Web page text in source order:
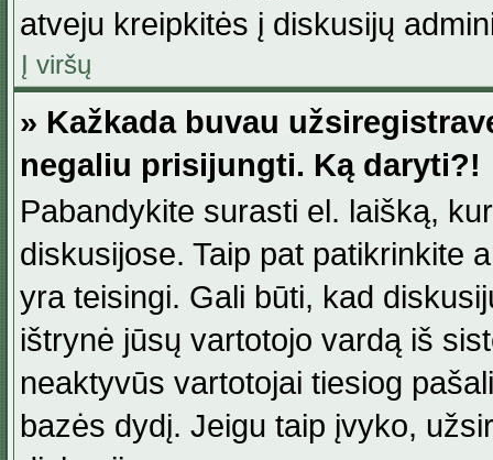
atveju kreipkitės į diskusijų
Į viršų
» Kažkada buvau
negaliu prisijungti. Ką daryti?!
Pabandykite surasti el. laišką,
diskusijose. Taip pat patikrinkite
yra teisingi. Gali būti, kad
ištrynė jūsų vartotojo vardą iš
neaktyvūs vartotojai tiesiog
bazės dydį. Jeigu taip įvyko,